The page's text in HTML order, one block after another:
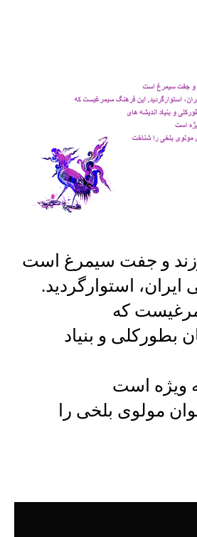
و جفت سیمرغ است
استوارگردید.
که
و بنیاد
ویژه است
مولوی بلخی را